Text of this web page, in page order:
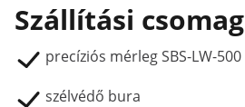
Szállítási csomag
precíziós mérleg SBS-LW-500
szélvédő bura